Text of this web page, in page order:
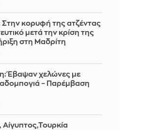
κορυφή της ατζέντας
μετά την κρίση της
στη Μαδρίτη
Έβαψαν χελώνες με
– Παρέμβαση
Αίγυπτος,Τουρκία